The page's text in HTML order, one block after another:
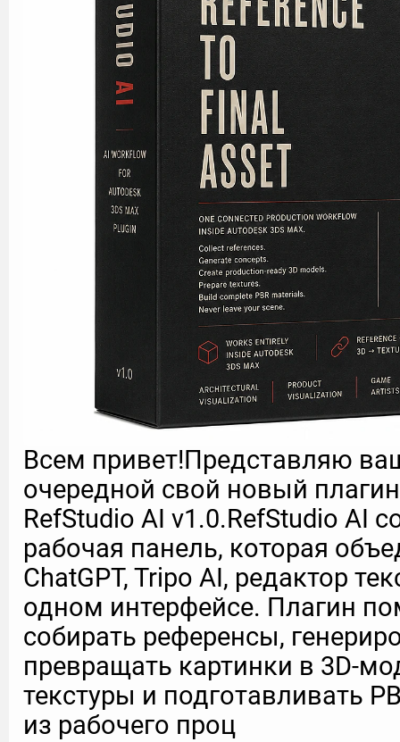
Всем привет!Представляю
очередной свой новый
RefStudio AI v1.0.RefStudio AI
рабочая панель, которая
ChatGPT, Tripo AI, редактор
одном интерфейсе. Плагин
собирать референсы,
превращать картинки в 3D-
текстуры и подготавливать
из рабочего проц